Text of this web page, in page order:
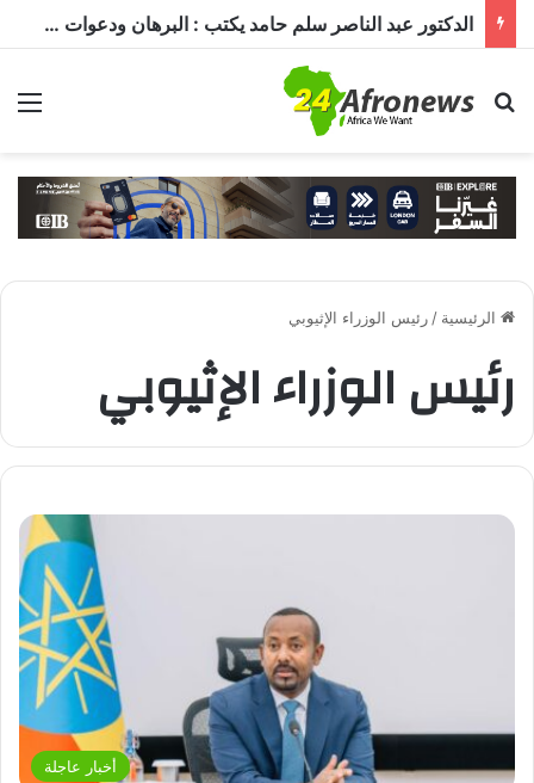
وزير المعادن يكشف لـ«أرض السودان» أين يُباع الذهب السوداني
بحث عن
الرئيسية / رئيس الوزراء الإثيوبي
رئيس الوزراء الإثيوبي
أخبار عاجلة